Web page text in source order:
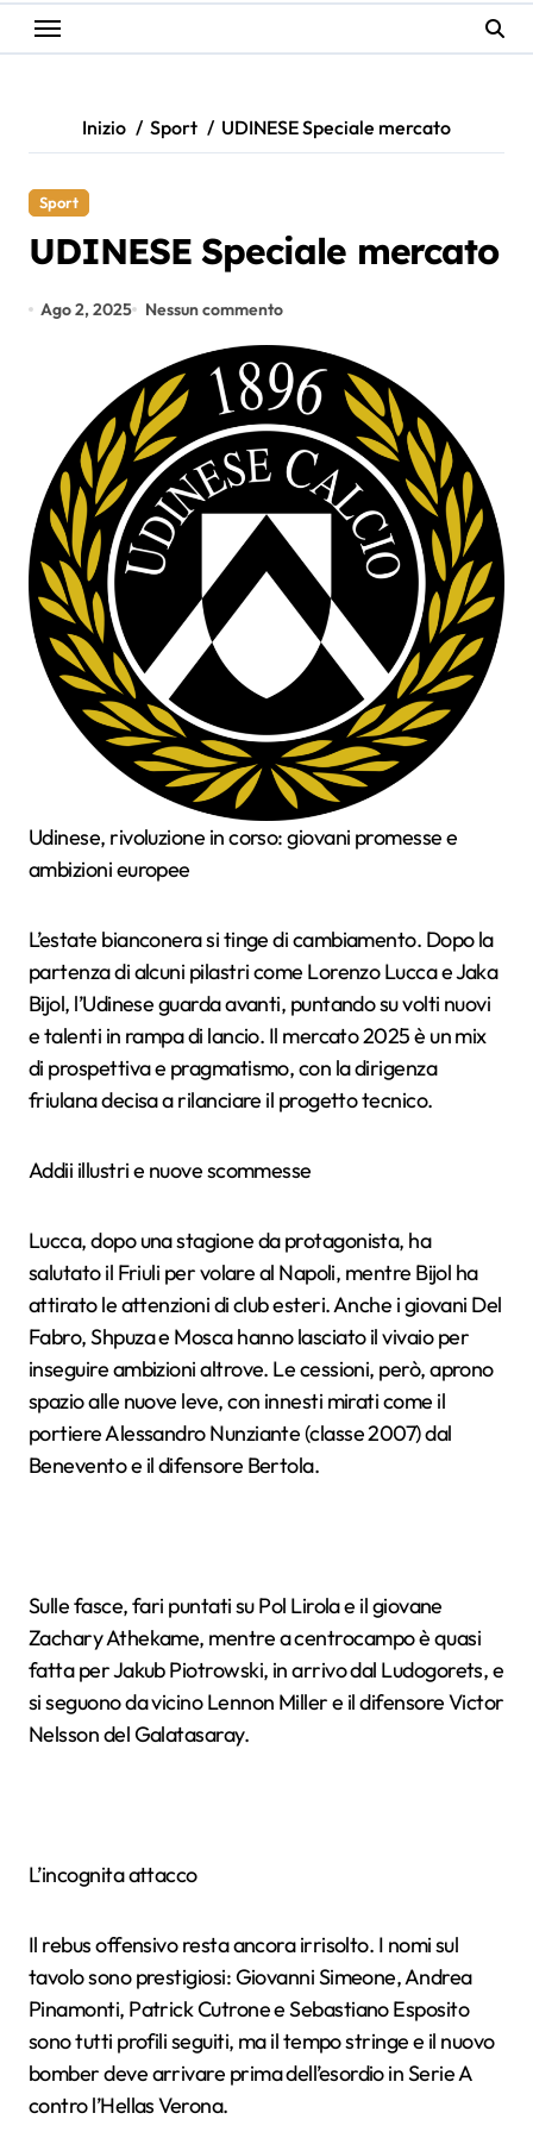
Inizio Sport UDINESE Speciale mercato
Sport
UDINESE Speciale mercato
Ago 2, 2025 Nessun commento
Udinese, rivoluzione in corso: giovani promesse e
ambizioni europee
L’estate bianconera si tinge di cambiamento. Dopo la
partenza di alcuni pilastri come Lorenzo Lucca e Jaka
Bijol, l’Udinese guarda avanti, puntando su volti nuovi
e talenti in rampa di lancio. Il mercato 2025 è un mix
di prospettiva e pragmatismo, con la dirigenza
friulana decisa a rilanciare il progetto tecnico.
Addii illustri e nuove scommesse
Lucca, dopo una stagione da protagonista, ha
salutato il Friuli per volare al Napoli, mentre Bijol ha
attirato le attenzioni di club esteri. Anche i giovani Del
Fabro, Shpuza e Mosca hanno lasciato il vivaio per
inseguire ambizioni altrove. Le cessioni, però, aprono
spazio alle nuove leve, con innesti mirati come il
portiere Alessandro Nunziante (classe 2007) dal
Benevento e il difensore Bertola.
Sulle fasce, fari puntati su Pol Lirola e il giovane
Zachary Athekame, mentre a centrocampo è quasi
fatta per Jakub Piotrowski, in arrivo dal Ludogorets, e
si seguono da vicino Lennon Miller e il difensore Victor
Nelsson del Galatasaray.
L’incognita attacco
Il rebus offensivo resta ancora irrisolto. I nomi sul
tavolo sono prestigiosi: Giovanni Simeone, Andrea
Pinamonti, Patrick Cutrone e Sebastiano Esposito
sono tutti profili seguiti, ma il tempo stringe e il nuovo
bomber deve arrivare prima dell’esordio in Serie A
contro l’Hellas Verona.